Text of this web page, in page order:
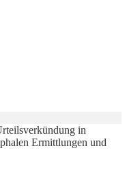
in
Ermittlungen und